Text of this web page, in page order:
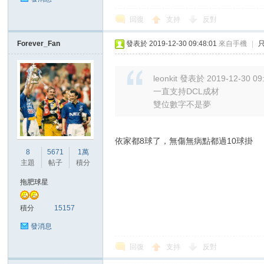
回復 支持 反對
Forever_Fan
8
主題
5671
帖子
1萬
積分
拖肥球星
積分 15157
發消息
發表於 2019-12-30 09:48:01 來自手機
leonkit 發表於 2019-12-30
一直支持DCL成材
雙位數字不是夢
依家都8球了，無傷無病點都過10球掛
回復 支持 反對